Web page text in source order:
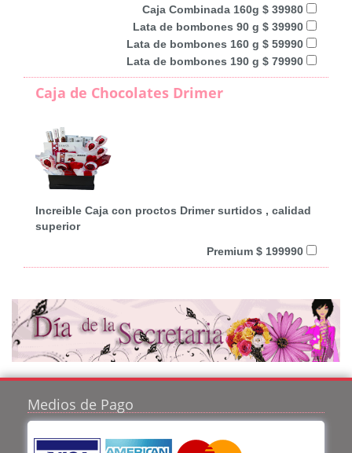
Caja Combinada 160g $ 39980
Lata de bombones 90 g $ 39990
Lata de bombones 160 g $ 59990
Lata de bombones 190 g $ 79990
Caja de Chocolates Drimer
Increible Caja con proctos Drimer surtidos , calidad
superior
Premium $ 199990
Medios de Pago